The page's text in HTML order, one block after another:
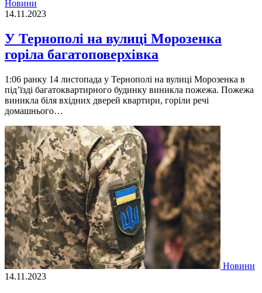
Новини
14.11.2023
У Тернополі на вулиці Морозенка
горіла багатоповерхівка
1:06 ранку 14 листопада у Тернополі на вулиці Морозенка в
під’їзді багатоквартирного будинку виникла пожежа. Пожежа
виникла біля вхідних дверей квартири, горіли речі
домашнього…
Новини
14.11.2023